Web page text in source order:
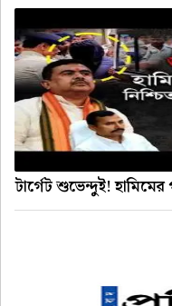
টার্গেট শুভেন্দুই!